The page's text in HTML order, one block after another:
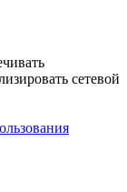
сетевой